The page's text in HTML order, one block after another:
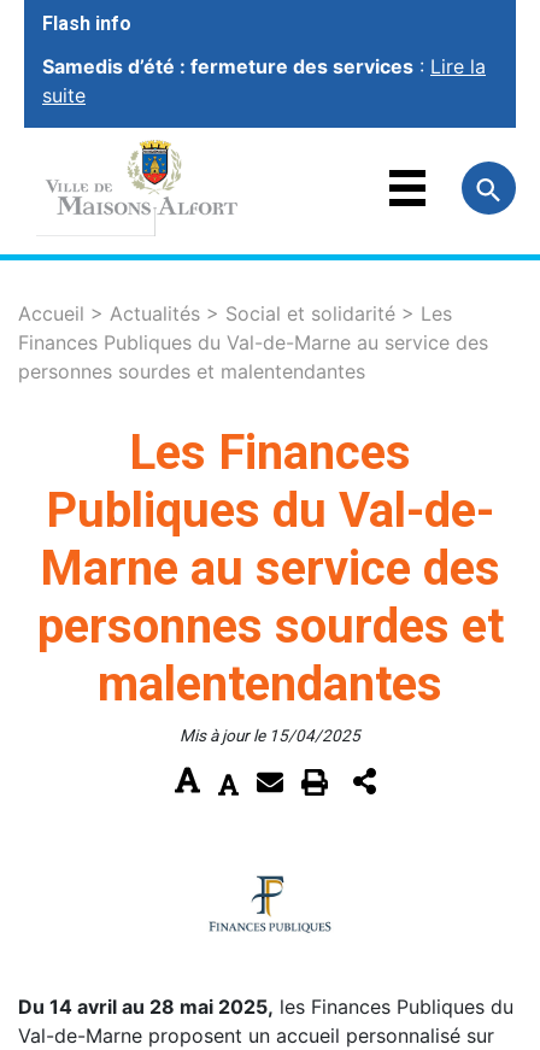
Flash info
Samedis d’été : fermeture des services : Lire la
suite
VOTRE MAIRIE
FAMILLEET ÉDUCATION
VOTRE CADREDE VIE
SOCIAL ET SOLIDARITÉ
VIE ÉCONOMIQUEET EMPLOI
Accueil > Actualités > Social et solidarité > Les
Finances Publiques du Val-de-Marne au service des
personnes sourdes et malentendantes
Les Finances
Publiques du Val-de-
Marne au service des
personnes sourdes et
malentendantes
Mis à jour le 15/04/2025
Du 14 avril au 28 mai 2025, les Finances Publiques du
Val-de-Marne proposent un accueil personnalisé sur